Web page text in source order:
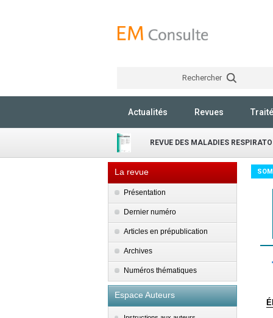
Rechercher
Actualités Revues
REVUE DES MALADIES
La revue
Présentation
Dernier numéro
Articles en prépublication
Archives
Numéros thématiques
Espace Auteurs